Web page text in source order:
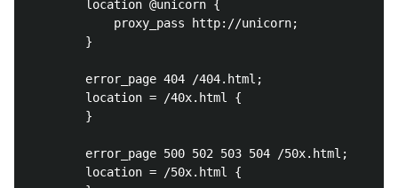
        error_page 500 502 503 504 /50x.html;